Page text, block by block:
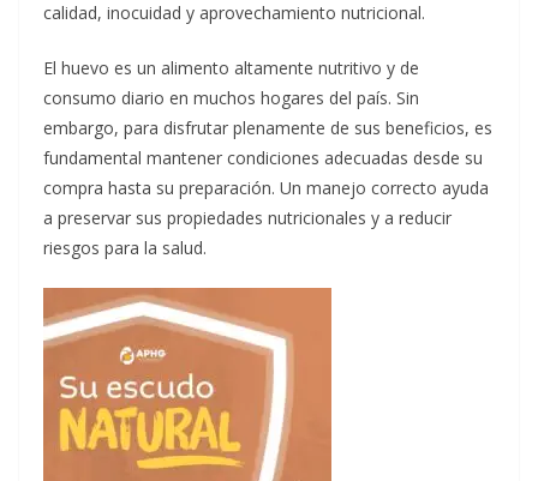
calidad, inocuidad y aprovechamiento nutricional.
El huevo es un alimento altamente nutritivo y de
consumo diario en muchos hogares del país. Sin
embargo, para disfrutar plenamente de sus beneficios, es
fundamental mantener condiciones adecuadas desde su
compra hasta su preparación. Un manejo correcto ayuda
a preservar sus propiedades nutricionales y a reducir
riesgos para la salud.